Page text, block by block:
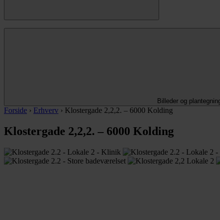
Billeder og
Forside › Erhverv › Klostergade 2,2,2. – 6000 Kolding
Klostergade 2,2,2. – 6000 Kolding